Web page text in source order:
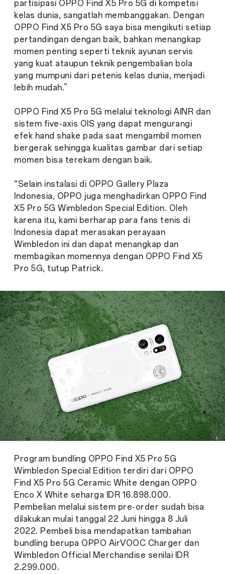
partisipasi OPPO Find X5 Pro 5G di kompetisi
kelas dunia, sangatlah membanggakan. Dengan
OPPO Find X5 Pro 5G saya bisa mengikuti setiap
pertandingan dengan baik, bahkan menangkap
momen penting seperti teknik ayunan servis
yang kuat ataupun teknik pengembalian bola
yang mumpuni dari petenis kelas dunia, menjadi
lebih mudah.”
OPPO Find X5 Pro 5G melalui teknologi AINR dan
sistem five-axis OIS yang dapat mengurangi
efek hand shake pada saat mengambil momen
bergerak sehingga kualitas gambar dari setiap
momen bisa terekam dengan baik.
“Selain instalasi di OPPO Gallery Plaza
Indonesia, OPPO juga menghadirkan OPPO Find
X5 Pro 5G Wimbledon Special Edition. Oleh
karena itu, kami berharap para fans tenis di
Indonesia dapat merasakan perayaan
Wimbledon ini dan dapat menangkap dan
membagikan momennya dengan OPPO Find X5
Pro 5G, tutup Patrick.
Program bundling OPPO Find X5 Pro 5G
Wimbledon Special Edition terdiri dari OPPO
Find X5 Pro 5G Ceramic White dengan OPPO
Enco X White seharga IDR 16.898.000.
Pembelian melalui sistem pre-order sudah bisa
dilakukan mulai tanggal 22 Juni hingga 8 Juli
2022. Pembeli bisa mendapatkan tambahan
bundling berupa OPPO AirVOOC Charger dan
Wimbledon Official Merchandise senilai IDR
2.299.000.